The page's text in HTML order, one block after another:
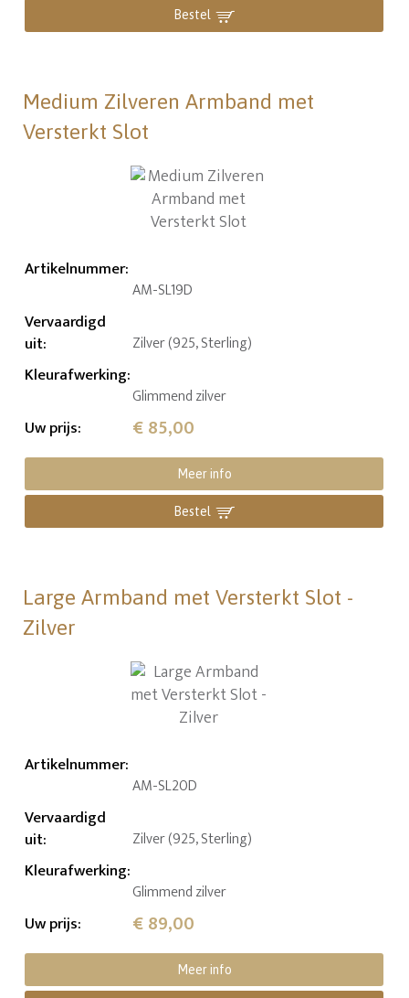
Bestel
Medium Zilveren Armband met
Versterkt Slot
Artikelnummer:
AM-SL19D
Vervaardigd
uit: Zilver (925, Sterling)
Kleurafwerking:
Glimmend zilver
Uw prijs: € 85,00
Meer info
Bestel
Large Armband met Versterkt Slot -
Zilver
Artikelnummer:
AM-SL20D
Vervaardigd
uit: Zilver (925, Sterling)
Kleurafwerking:
Glimmend zilver
Uw prijs: € 89,00
Meer info